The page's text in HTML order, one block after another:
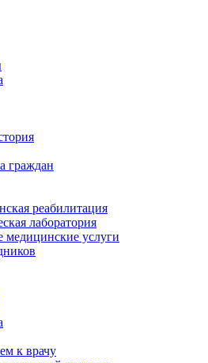
граждан
реабилитация
лаборатория
медицинские услуги
к врачу